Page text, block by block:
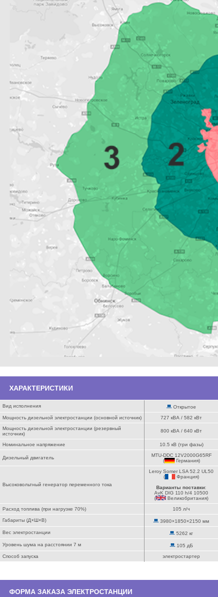
ХАРАКТЕРИСТИКИ
Вид исполнения
Открытое
Мощность дизельной электростанции (основной источник)
727 кВА / 582 кВт
Мощность дизельной электростанции (резервный
источник)
800 кВА / 640 кВт
Номинальное напряжение 10.5 кВ (три фазы)
Дизельный двигатель
MTU-DDC 12V2000G65RF
(
Германия)
Высоковольтный генератор переменного тока
Leroy Somer LSA 52.2 UL50
(
Франция)
Варианты поставки:
AvK DIG 110 h/4 10500
(
Великобритания)
Расход топлива (при нагрузке 70%)
105 л/ч
Габариты (Д×Ш×В) 3980×1850×2150 мм
Вес электростанции 5262 кг
Уровень шума на расстоянии 7 м
105 дБ
Способ запуска
электростартер
ФОРМА ЗАКАЗА ЭЛЕКТРОСТАНЦИИ